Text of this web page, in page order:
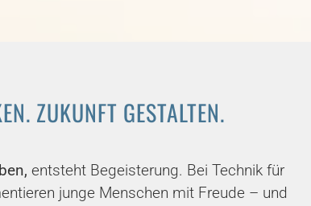
ZUKUNFT GESTALTEN.
entsteht Begeisterung. Bei Technik für
junge Menschen mit Freude – und